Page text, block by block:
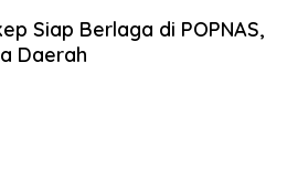
Siap Berlaga di POPNAS,
Daerah